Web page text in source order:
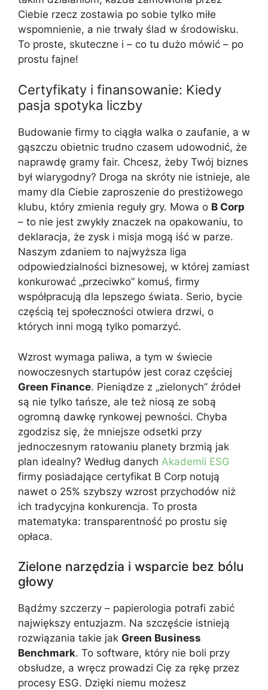
Ciebie rzecz zostawia po sobie tylko miłe
wspomnienie, a nie trwały ślad w środowisku.
To proste, skuteczne i – co tu dużo mówić – po
prostu fajne!
Certyfikaty i finansowanie: Kiedy
pasja spotyka liczby
Budowanie firmy to ciągła walka o zaufanie, a w
gąszczu obietnic trudno czasem udowodnić, że
naprawdę gramy fair. Chcesz, żeby Twój biznes
był wiarygodny? Droga na skróty nie istnieje, ale
mamy dla Ciebie zaproszenie do prestiżowego
klubu, który zmienia reguły gry. Mowa o B Corp
– to nie jest zwykły znaczek na opakowaniu, to
deklaracja, że zysk i misja mogą iść w parze.
Naszym zdaniem to najwyższa liga
odpowiedzialności biznesowej, w której zamiast
konkurować „przeciwko” komuś, firmy
współpracują dla lepszego świata. Serio, bycie
częścią tej społeczności otwiera drzwi, o
których inni mogą tylko pomarzyć.
Wzrost wymaga paliwa, a tym w świecie
nowoczesnych startupów jest coraz częściej
Green Finance. Pieniądze z „zielonych” źródeł
są nie tylko tańsze, ale też niosą ze sobą
ogromną dawkę rynkowej pewności. Chyba
zgodzisz się, że mniejsze odsetki przy
jednoczesnym ratowaniu planety brzmią jak
plan idealny? Według danych Akademii ESG
firmy posiadające certyfikat B Corp notują
nawet o 25% szybszy wzrost przychodów niż
ich tradycyjna konkurencja. To prosta
matematyka: transparentność po prostu się
opłaca.
Zielone narzędzia i wsparcie bez bólu
głowy
Bądźmy szczerzy – papierologia potrafi zabić
największy entuzjazm. Na szczęście istnieją
rozwiązania takie jak Green Business
Benchmark. To software, który nie boli przy
obsłudze, a wręcz prowadzi Cię za rękę przez
procesy ESG. Dzięki niemu możesz